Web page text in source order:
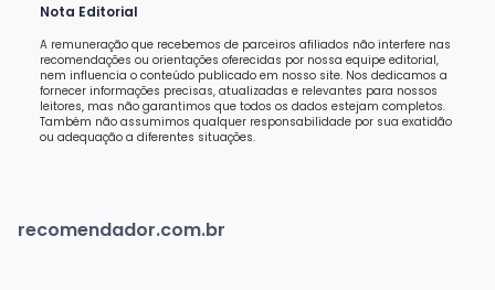
Nota Editorial
A remuneração que recebemos de parceiros afiliados não interfere nas
recomendações ou orientações oferecidas por nossa equipe editorial,
nem influencia o conteúdo publicado em nosso site. Nos dedicamos a
fornecer informações precisas, atualizadas e relevantes para nossos
leitores, mas não garantimos que todos os dados estejam completos.
Também não assumimos qualquer responsabilidade por sua exatidão
ou adequação a diferentes situações.
recomendador.com.br